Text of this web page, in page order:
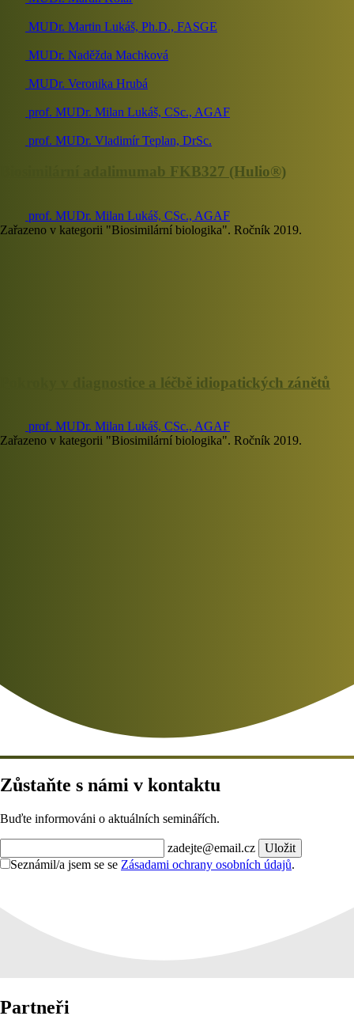
MUDr. Martin Lukáš, Ph.D., FASGE
MUDr. Naděžda Machková
MUDr. Veronika Hrubá
prof. MUDr. Milan Lukáš, CSc., AGAF
prof. MUDr. Vladimír Teplan, DrSc.
Biosimilární adalimumab FKB327 (Hulio®)
prof. MUDr. Milan Lukáš, CSc., AGAF
Zařazeno v kategorii "Biosimilární biologika". Ročník 2019.
Pokroky v diagnostice a léčbě idiopatických zánětů
prof. MUDr. Milan Lukáš, CSc., AGAF
Zařazeno v kategorii "Biosimilární biologika". Ročník 2019.
Zůstaňte s námi v kontaktu
Buďte informováni o aktuálních seminářích.
zadejte@email.cz
Uložit
Seznámil/a jsem se se Zásadami ochrany osobních údajů.
Partneři